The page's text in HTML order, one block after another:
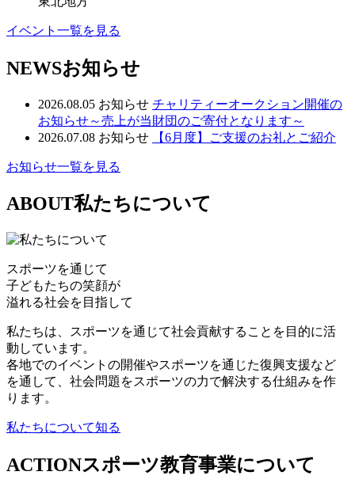
イベント一覧を見る
NEWSお知らせ
2026.08.05 お知らせ チャリティーオークション開催の
お知らせ～売上が当財団のご寄付となります～
2026.07.08 お知らせ 【6月度】ご支援のお礼とご紹介
お知らせ一覧を見る
ABOUT私たちについて
スポーツを通じて
子どもたちの笑顔が
溢れる社会を目指して
私たちは、スポーツを通じて社会貢献することを目的に活
動しています。
各地でのイベントの開催やスポーツを通じた復興支援など
を通して、社会問題をスポーツの力で解決する仕組みを作
ります。
私たちについて知る
ACTIONスポーツ教育事業について